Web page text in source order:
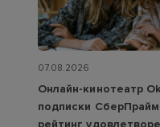
07.08.2026
Онлайн-кинотеатр
подписки СберПрайм
рейтинг